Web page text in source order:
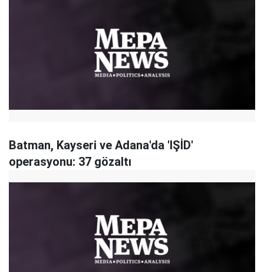
Batman, Kayseri ve Adana'da 'IŞİD'
operasyonu: 37 gözaltı